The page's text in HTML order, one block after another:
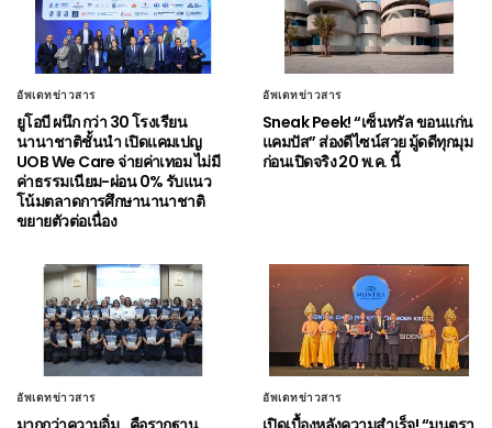
อัพเดทข่าวสาร
ยูโอบี ผนึก กว่า 30 โรงเรียน
นานาชาติชั้นนำ เปิดแคมเปญ
UOB We Care จ่ายค่าเทอม ไม่มี
ค่าธรรมเนียม-ผ่อน 0% รับแนว
โน้มตลาดการศึกษานานาชาติ
ขยายตัวต่อเนื่อง
อัพเดทข่าวสาร
Sneak Peek! “เซ็นทรัล ขอนแก่น
แคมปัส” ส่องดีไซน์สวย มู้ดดีทุกมุม
ก่อนเปิดจริง 20 พ.ค. นี้
อัพเดทข่าวสาร อัพเดทข่าวสาร